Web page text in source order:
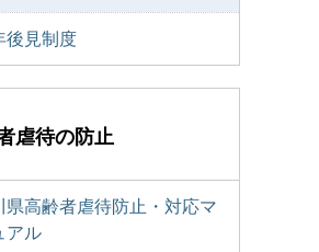
後見制度
虐待の防止
県高齢者虐待防止・対応マ
アル